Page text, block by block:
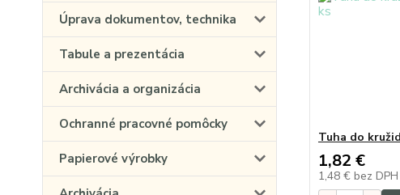
Úprava dokumentov, technika
Tabule a prezentácia
Archivácia a organizácia
Ochranné pracovné pomôcky
Papierové výrobky
Tuha do
1,82 €
1,48 € bez DPH